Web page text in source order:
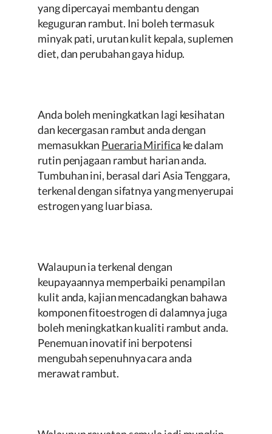
yang dipercayai membantu dengan
keguguran rambut. Ini boleh termasuk
minyak pati, urutan kulit kepala, suplemen
diet, dan perubahan gaya hidup.
Anda boleh meningkatkan lagi kesihatan
dan kecergasan rambut anda dengan
memasukkan Pueraria Mirifica ke dalam
rutin penjagaan rambut harian anda.
Tumbuhan ini, berasal dari Asia Tenggara,
terkenal dengan sifatnya yang menyerupai
estrogen yang luar biasa.
Walaupun ia terkenal dengan
keupayaannya memperbaiki penampilan
kulit anda, kajian mencadangkan bahawa
komponen fitoestrogen di dalamnya juga
boleh meningkatkan kualiti rambut anda.
Penemuan inovatif ini berpotensi
mengubah sepenuhnya cara anda
merawat rambut.